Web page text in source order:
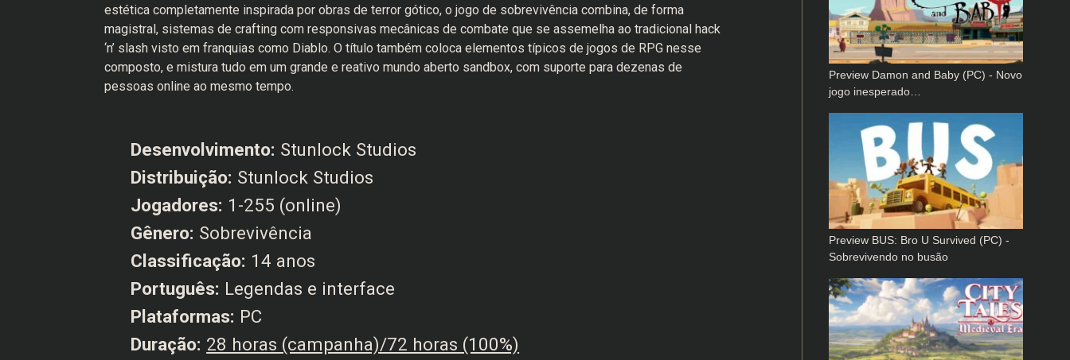
estética completamente inspirada por obras de terror gótico, o jogo de sobrevivência combina, de forma
magistral, sistemas de crafting com responsivas mecânicas de combate que se assemelha ao tradicional hack
‘n’ slash visto em franquias como Diablo. O título também coloca elementos típicos de jogos de RPG nesse
composto, e mistura tudo em um grande e reativo mundo aberto sandbox, com suporte para dezenas de
pessoas online ao mesmo tempo.
Desenvolvimento: Stunlock Studios
Distribuição: Stunlock Studios
Jogadores: 1-255 (online)
Gênero: Sobrevivência
Classificação: 14 anos
Português: Legendas e interface
Plataformas: PC
Duração: 28 horas (campanha)/72 horas (100%)
Preview Damon and Baby (PC) - Novo
jogo inesperado…
Preview BUS: Bro U Survived (PC) -
Sobrevivendo no busão